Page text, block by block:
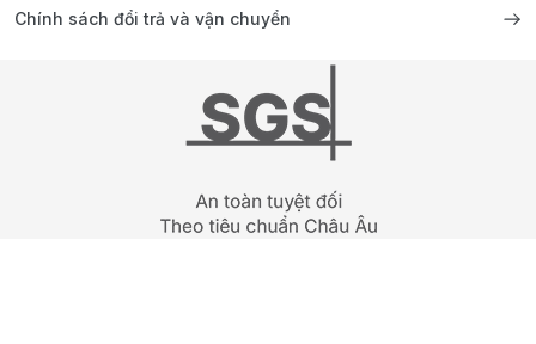
Chính sách đổi trả và vận chuyển